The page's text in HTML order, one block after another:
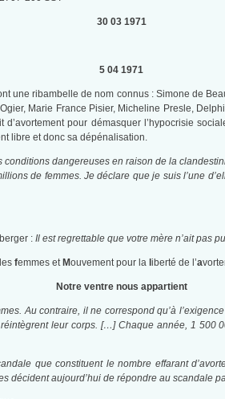
30 03 1971
5 04 1971
une ribambelle de nom connus : Simone de
Marie France Pisier, Micheline Presle,
pour démasquer l’hypocrisie
libre et donc sa dépénalisation.
dangereuses en raison de la
de femmes. Je déclare que je suis l’une
: Il est regrettable que votre mère n’ait pas
femmes et Mouvement pour la iberté de l’a
Notre ventre nous appartient
Au contraire, il ne correspond qu’à
leur corps. […] Chaque année, 1 500
que constituent le nombre effarant
décident aujourd’hui de répondre au scandale